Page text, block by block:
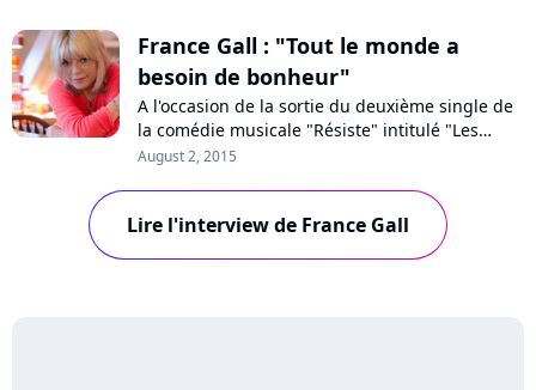
France Gall : "Tout le monde a
besoin de bonheur"
A l'occasion de la sortie du deuxième single de
la comédie musicale "Résiste" intitulé "Les
accidents d'amour", France Gall a accordé une
replonge dans ses souvenirs, 35 ans après
avoir enregistré cette chanson qui lui est chère.
August 2, 2015
Lire l'interview de France Gall